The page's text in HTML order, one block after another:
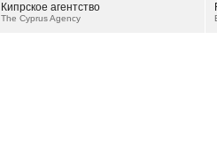
Кипрское агентство
The Cyprus Agency